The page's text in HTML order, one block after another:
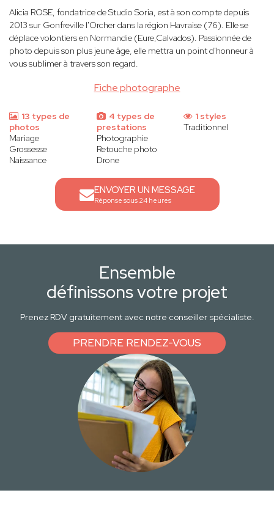
Fiche photographe
Alicia ROSE, fondatrice de Studio Soria, est à son compte depuis
2013 sur Gonfreville l'Orcher dans la région Havraise (76). Elle se
déplace volontiers en Normandie (Eure,Calvados). Passionnée de
photo depuis son plus jeune âge, elle mettra un point d'honneur à
vous sublimer à travers son regard.
13 types de
photos
Mariage
Grossesse
Naissance
4 types de
prestations
Photographie
Retouche photo
Drone
1 styles
Traditionnel
ENVOYER UN MESSAGE
Réponse sous 24 heures
Ensemble
définissons votre projet
Prenez RDV gratuitement avec notre conseiller spécialiste.
PRENDRE RENDEZ-VOUS